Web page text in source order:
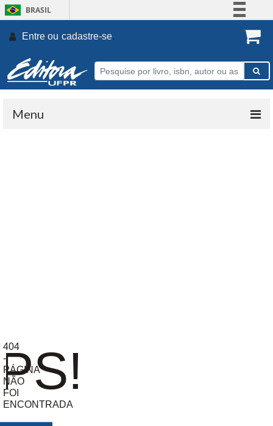
BRASIL
Participe
Entre ou cadastre-se.
Menu
404
-
PÁGINA
NÃO
FOI
ENCONTRADA